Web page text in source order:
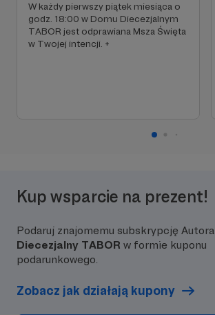
W każdy pierwszy piątek miesiąca o
godz. 18:00 w Domu Diecezjalnym
TABOR jest odprawiana Msza Święta
w Twojej intencji. +
Kup wsparcie na prezent!
Podaruj znajomemu subskrypcję Autora
Diecezjalny TABOR w formie kuponu
podarunkowego.
Zobacz jak działają kupony